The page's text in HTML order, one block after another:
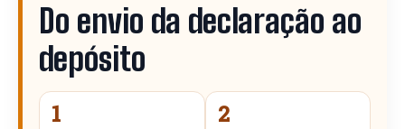
Do envio da declaração ao
depósito
1 2